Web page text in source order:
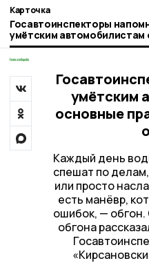
Карточка
Госавтоинспекторы
умётским автомобилистам
правила безопасного
умётским
основные
Каждый день
спешат по
или просто
есть манёвр,
ошибок, — обгон.
обгона